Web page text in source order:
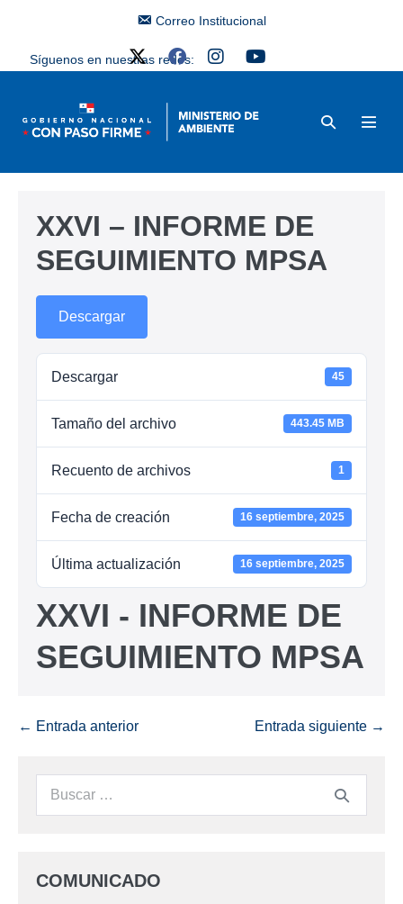
Correo Institucional
Síguenos en nuestras redes:
XXVI – INFORME DE
SEGUIMIENTO MPSA
Descargar
Descargar 45
Tamaño del archivo 443.45 MB
Recuento de archivos 1
Fecha de creación 16 septiembre, 2025
Última actualización 16 septiembre, 2025
XXVI - INFORME DE
SEGUIMIENTO MPSA
← Entrada anterior Entrada siguiente →
COMUNICADO